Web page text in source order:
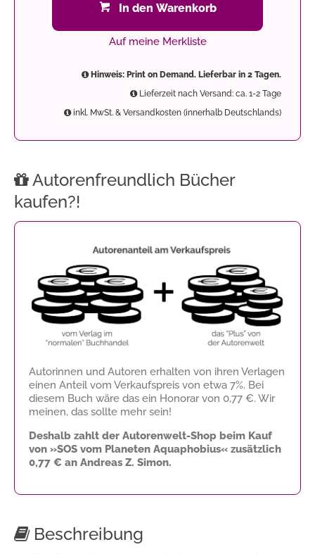
In den Warenkorb
Auf meine Merkliste
Hinweis: Print on Demand. Lieferbar in 2 Tagen.
Lieferzeit nach Versand: ca. 1-2 Tage
inkl. MwSt. & Versandkosten (innerhalb Deutschlands)
Autorenfreundlich Bücher
kaufen?!
Autorinnen und Autoren erhalten von ihren Verlagen
einen Anteil vom Verkaufspreis von etwa 7%. Bei
diesem Buch wäre das ein Honorar von 0,77 €. Wir
meinen, das sollte mehr sein!
Deshalb zahlt der Autorenwelt-Shop beim Kauf
von »SOS vom Planeten Aquaphobius« zusätzlich
0,77 € an Andreas Z. Simon.
Beschreibung